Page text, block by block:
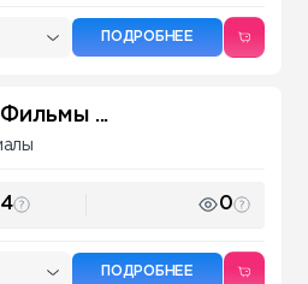
ПОДРОБНЕЕ
...
0
ПОДРОБНЕЕ